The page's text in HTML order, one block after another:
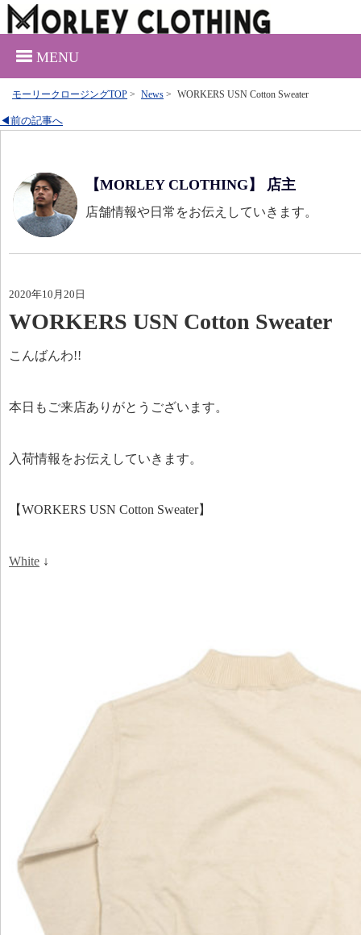
MENU
モーリークロージングTOP > News > WORKERS USN Cotton Sweater
◀前の記事へ
【MORLEY CLOTHING】 店主
店舗情報や日常をお伝えしていきます。
2020年10月20日
WORKERS USN Cotton Sweater
こんばんわ!!
本日もご来店ありがとうございます。
入荷情報をお伝えしていきます。
【WORKERS USN Cotton Sweater】
White ↓